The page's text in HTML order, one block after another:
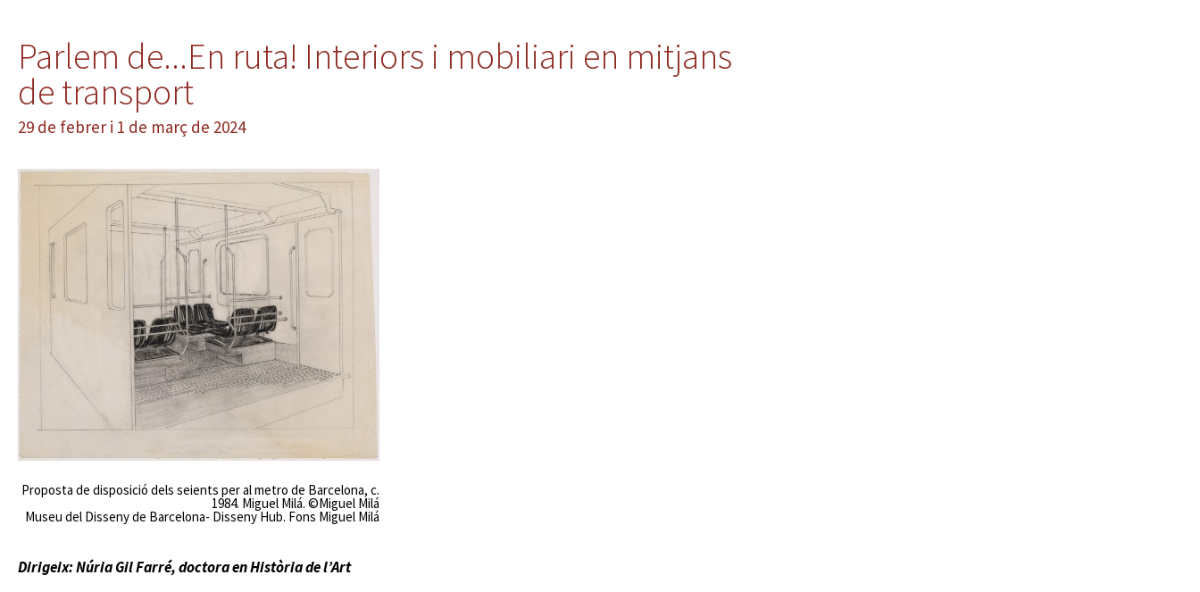
Parlem de...En ruta! Interiors i mobiliari en mitjans
de transport
29 de febrer i 1 de març de 2024
Proposta de disposició dels seients per al metro de Barcelona, c.
1984. Miguel Milá. ©Miguel Milá
Museu del Disseny de Barcelona- Disseny Hub. Fons Miguel Milá
Dirigeix: Núria Gil Farré, doctora en Història de l’Art